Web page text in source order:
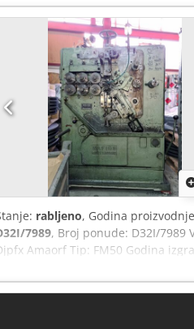
rabljeno, Godina
7989, Broj ponude: D32I/7989
Amaorf Tip: FM50 Godina